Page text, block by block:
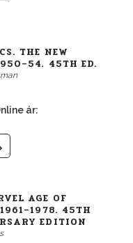
THE NEW
45TH ED.
ár:
AGE OF
45TH
EDITION